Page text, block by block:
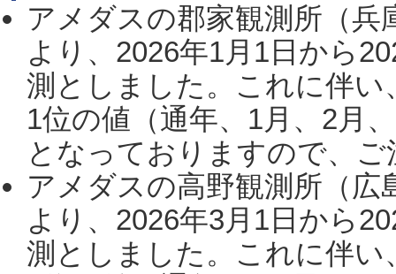
アメダスの郡家観測所（
より、2026年1月1日から
測としました。これに伴い
1位の値（通年、1月、2月
となっておりますので、
アメダスの高野観測所（
より、2026年3月1日から
測としました。これに伴い